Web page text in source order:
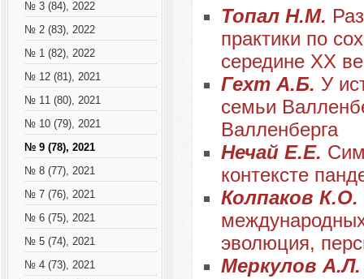
№ 3 (84), 2022
№ 2 (83), 2022
№ 1 (82), 2022
№ 12 (81), 2021
№ 11 (80), 2021
№ 10 (79), 2021
№ 9 (78), 2021
№ 8 (77), 2021
№ 7 (76), 2021
№ 6 (75), 2021
№ 5 (74), 2021
№ 4 (73), 2021
Топал Н.М.
практики по
середине ХХ
Гехт А.Б. У
семьи
Валленберга
Нечай Е.Е.
контексте
Колпаков К.О.
эволюция,
Меркулов